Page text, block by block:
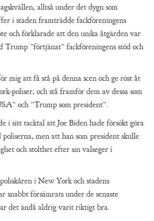
alltså under det dygn som
i staden framträdde fackföreningens
och förklarade att den unika åtgärden var
Trump ”förtjänat” fackföreningens stöd och
mig att få stå på denna scen och ge röst åt
poliser, och stå framför dem av dessa som
och ”Trump som president”.
i sitt tacktal att Joe Biden hade försökt göra
men att han som president skulle
och stolthet efter sin valseger i
i New York och stadens
snabbt försämrats under de senaste
det ändå aldrig varit riktigt bra.